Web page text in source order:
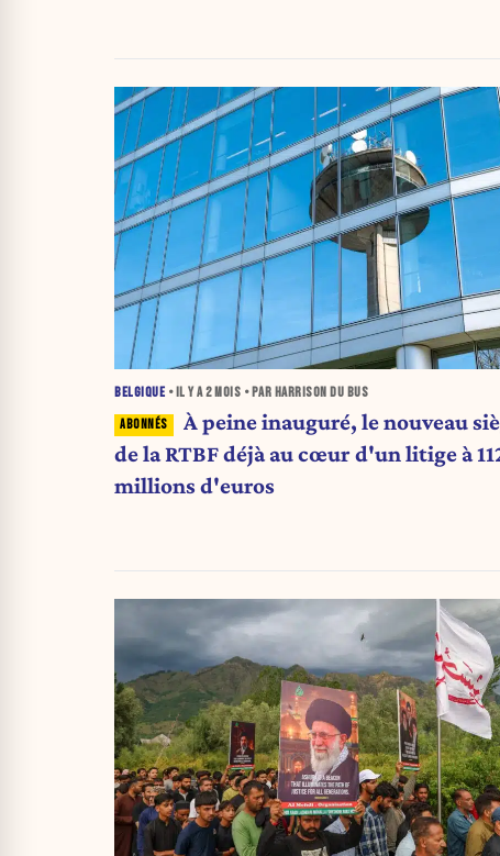
BELGIQUE • IL Y A2 MOIS • PAR HARRISON DU BUS
À peine inauguré, le nouveau
de la RTBF déjà au cœur d'un litige à
millions d'euros